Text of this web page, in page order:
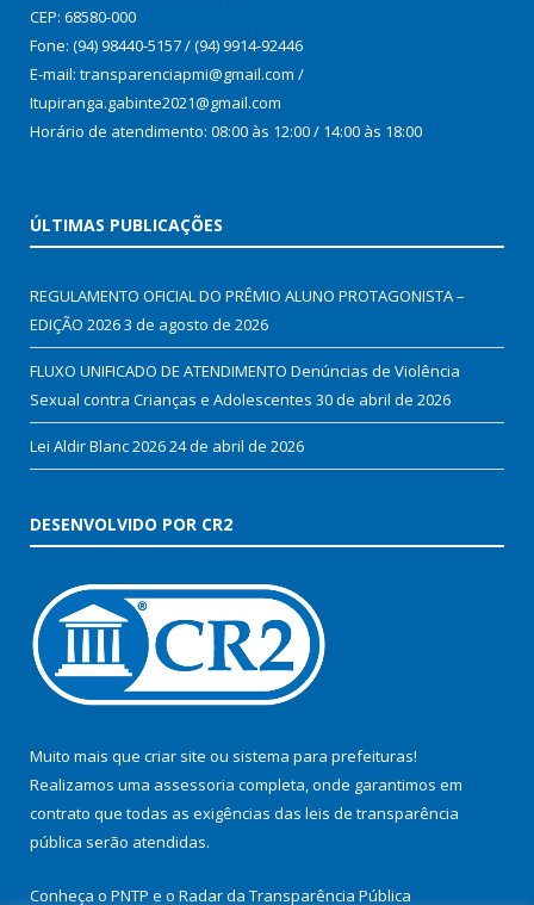
CEP: 68580-000
Fone: (94) 98440-5157 / (94) 9914-92446
E-mail: transparenciapmi@gmail.com /
Itupiranga.gabinte2021@gmail.com
Horário de atendimento: 08:00 às 12:00 / 14:00 às 18:00
ÚLTIMAS PUBLICAÇÕES
REGULAMENTO OFICIAL DO PRÊMIO ALUNO PROTAGONISTA –
EDIÇÃO 20263 de agosto de 2026
FLUXO UNIFICADO DE ATENDIMENTO Denúncias de Violência
Sexual contra Crianças e Adolescentes 30 de abril de 2026
Lei Aldir Blanc 202624 de abril de 2026
DESENVOLVIDO POR CR2
Muito mais que criar site ou sistema para prefeituras!
Realizamos uma assessoria completa, onde garantimos em
contrato que todas as exigências das leis de transparência
pública serão atendidas.
Conheça o PNTP e o Radar da Transparência Pública